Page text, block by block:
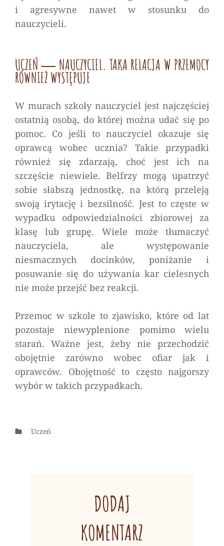
i agresywne nawet w stosunku do
nauczycieli.
UCZEŃ ― NAUCZYCIEL. TAKA RELACJA W PRZEMOCY
RÓWNIEŻ WYSTĘPUJE
W murach szkoły nauczyciel jest najczęściej
ostatnią osobą, do której można udać się po
pomoc. Co jeśli to nauczyciel okazuje się
oprawcą wobec ucznia? Takie przypadki
również się zdarzają, choć jest ich na
szczęście niewiele. Belfrzy mogą upatrzyć
sobie słabszą jednostkę, na którą przeleją
swoją irytację i bezsilność. Jest to częste w
wypadku odpowiedzialności zbiorowej za
klasę lub grupę. Wiele może tłumaczyć
nauczyciela, ale występowanie
niesmacznych docinków, poniżanie i
posuwanie się do używania kar cielesnych
nie może przejść bez reakcji.
Przemoc w szkole to zjawisko, które od lat
pozostaje niewyplenione pomimo wielu
starań. Ważne jest, żeby nie przechodzić
obojętnie zarówno wobec ofiar jak i
oprawców. Obojętność to często najgorszy
wybór w takich przypadkach.
Categories
Uczeń
DODAJ
KOMENTARZ